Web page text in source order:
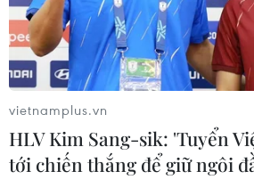
vietnamplus.vn
HLV Kim Sang-sik: 'Tuyển
tới chiến thắng để giữ ngôi